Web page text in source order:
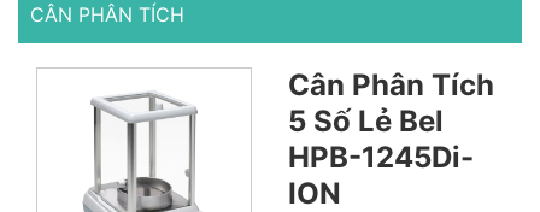
CÂN PHÂN TÍCH
Cân Phân Tích
5 Số Lẻ Bel
HPB-1245Di-
ION